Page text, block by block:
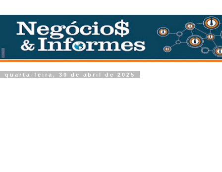
quarta-feira, 30 de abril de 2025